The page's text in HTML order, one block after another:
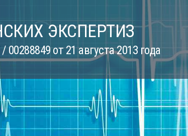
ЭКСПЕРТИЗ
от 21 августа 2013 года